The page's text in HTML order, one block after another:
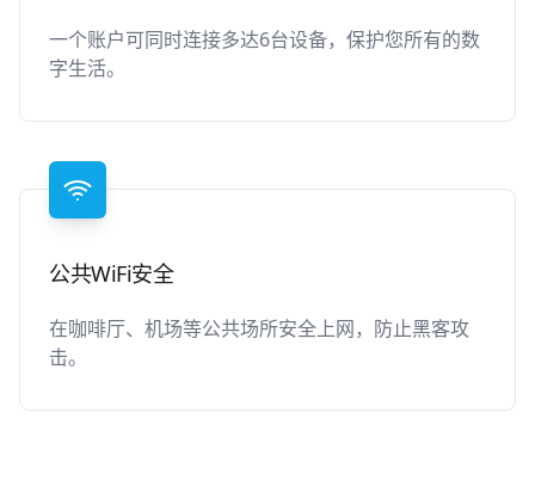
一个账户可同时连接多达6台设备，保护您所有的数
字生活。
公共WiFi安全
在咖啡厅、机场等公共场所安全上网，防止黑客攻
击。